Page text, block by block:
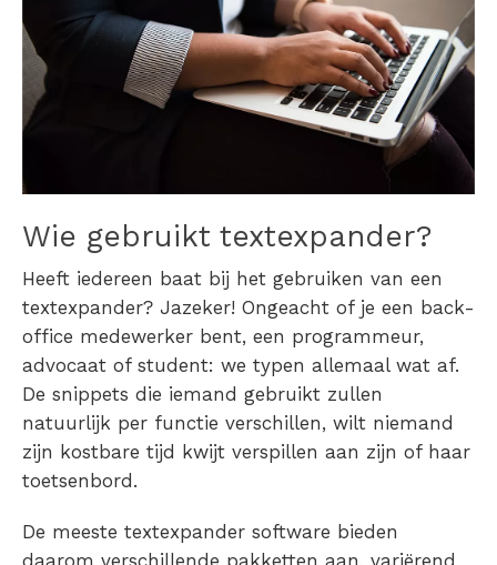
Wie gebruikt textexpander?
Heeft iedereen baat bij het gebruiken van een
textexpander? Jazeker! Ongeacht of je een back-
office medewerker bent, een programmeur,
advocaat of student: we typen allemaal wat af.
De snippets die iemand gebruikt zullen
natuurlijk per functie verschillen, wilt niemand
zijn kostbare tijd kwijt verspillen aan zijn of haar
toetsenbord.
De meeste textexpander software bieden
daarom verschillende pakketten aan, variërend